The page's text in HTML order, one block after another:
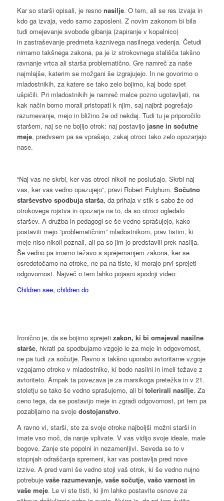
Kar so starši opisali, je resno nasilje. O tem, ali se res izvaja in
kdo ga izvaja, vedo samo zaposleni. Z novim zakonom bi bila
tudi omejevanje svobode gibanja (zapiranje v kopalnico)
in zastraševanje predmeta kaznivega nasilnega vedenja. Četudi
nimamo takšnega zakona, pa je iz strokovnega stališča takšno
ravnanje vrtca ali starša problematično. Gre namreč za naše
najmlajše, katerim se možgani še izgrajujejo. In ne govorimo o
mladostnikih, za katere se tako zelo bojimo, kaj bodo spet
ušpičili. Pri mladostnikih je namreč malce pozno ugotavljati, na
kak način bomo morali pristopati k njim, saj najbrž pogrešajo
razumevanje, mejo in bližino že od nekdaj. Tudi tu je priporočilo
staršem, naj se ne bojijo otrok: naj postavijo jasne in sočutne
meje, predvsem pa se vprašajo, zakaj otroci tako zelo opozarjajo
nase.
“Naj vas ne skrbi, ker vas otroci nikoli ne poslušajo. Skrbi naj
vas, ker vas vedno opazujejo”, pravi Robert Fulghum. Sočutno
starševstvo spodbuja starša, da prihaja v stik s sabo že od
otrokovega rojstva in opozarja na to, da so otroci ogledalo
staršev. A družba in pedagogi se še vedno sprašujejo, kako
postaviti mejo “problematičnim” mladostnikom, prav tistim, ki
meje niso nikoli poznali, ali pa so jim jo predstavili prek nasilja.
Še vedno pa imamo težavo s sprejemanjem zakona, ker se
osredotočamo na otroke, ne pa na tiste, ki morajo prvi sprejeti
odgovornost. Največ o tem lahko pojasni spodnji video:
Children see, children do
Ironično je, da se bojimo sprejeti zakon, ki bi omejeval nasilne
starše, hkrati pa spodbujamo vzgojo le za meje in odgovornost,
ne pa tudi za sočutje. Ravno s takšno uporabo avtoritarne vzgoje
vzgajamo otroke v mladostnike, ki bodo nasilni in imeli težave z
avtoriteto. Ampak ta povezava je za marsikoga pretežka in v 21.
stoletju se tako še vedno sprašujemo, ali bi tolerirali nasilje. Za
ceno tega, da se postavijo meje in zgradi odgovornost, pri tem pa
pozabljamo na svoje dostojanstvo.
A ravno vi, starši, ste za svoje otroke najboljši možni starši in
imate vso moč, da nanje vplivate. V vas vidijo svoje ideale, male
bogove. Zanje ste popolni in nezamenljivi. Seveda se to v
stopnjah odraščanja spremeni, kar vas postavlja pred nove
izzive. A pred vami še vedno stoji vaš otrok, ki še vedno nujno
potrebuje vaše razumevanje, vaše sočutje, vašo varnost in
vaše meje. Le vi ste tisti, ki jim lahko postavite osnove za